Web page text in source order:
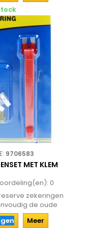
9706583
MET KLEM
0
zekeringen
de oude
Meer